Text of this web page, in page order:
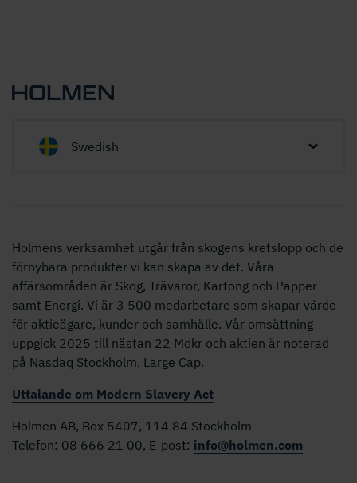
Swedish
Holmens verksamhet utgår från skogens kretslopp och de
förnybara produkter vi kan skapa av det. Våra
affärsområden är Skog, Trävaror, Kartong och Papper
samt Energi. Vi är 3 500 medarbetare som skapar värde
för aktieägare, kunder och samhälle. Vår omsättning
uppgick 2025 till nästan 22 Mdkr och aktien är noterad
på Nasdaq Stockholm, Large Cap.
Uttalande om Modern Slavery Act
Holmen AB, Box 5407, 114 84 Stockholm
Telefon: 08 666 21 00, E-post: info@holmen.com